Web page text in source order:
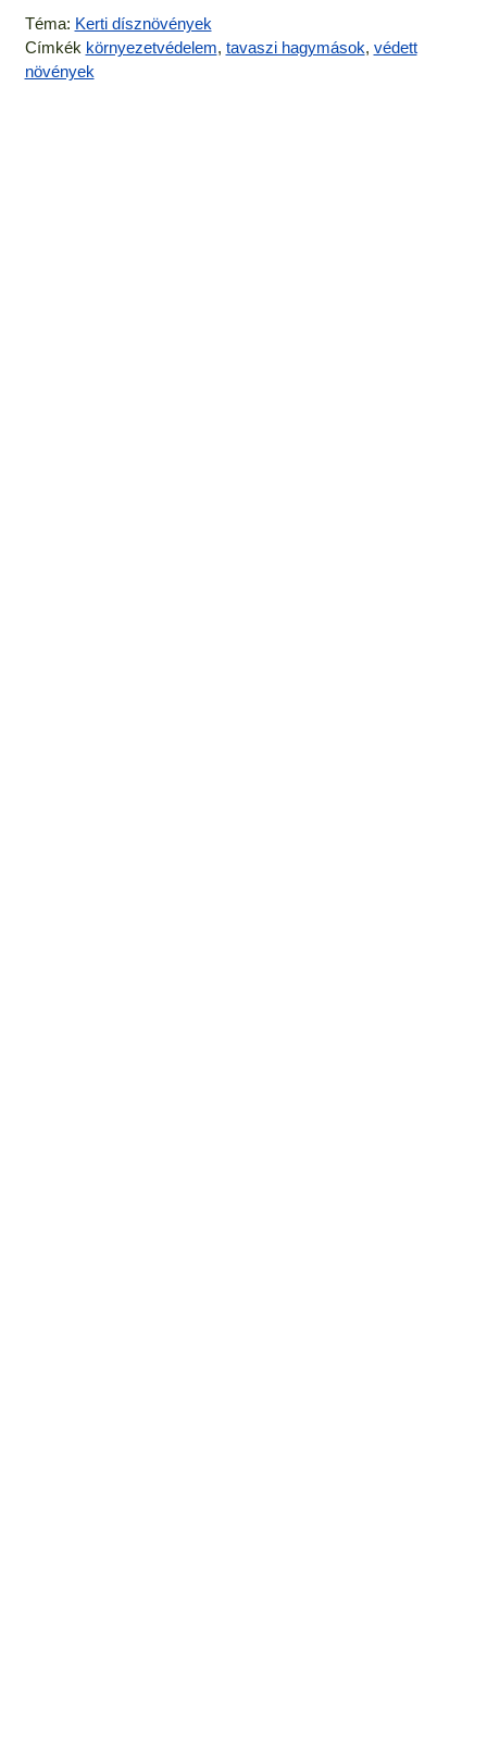
Téma: Kerti dísznövények
Címkék környezetvédelem, tavaszi hagymások, védett
növények